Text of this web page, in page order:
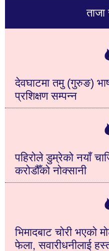
ताजा
देवघाटमा तमु (गुरुङ)
प्रशिक्षण सम्पन्न
पहिरोले डुम्रेको नयाँ
करोडौँको नोक्सानी
भिमादबाट चोरी भएको
फेला, सवारीधनीलाई